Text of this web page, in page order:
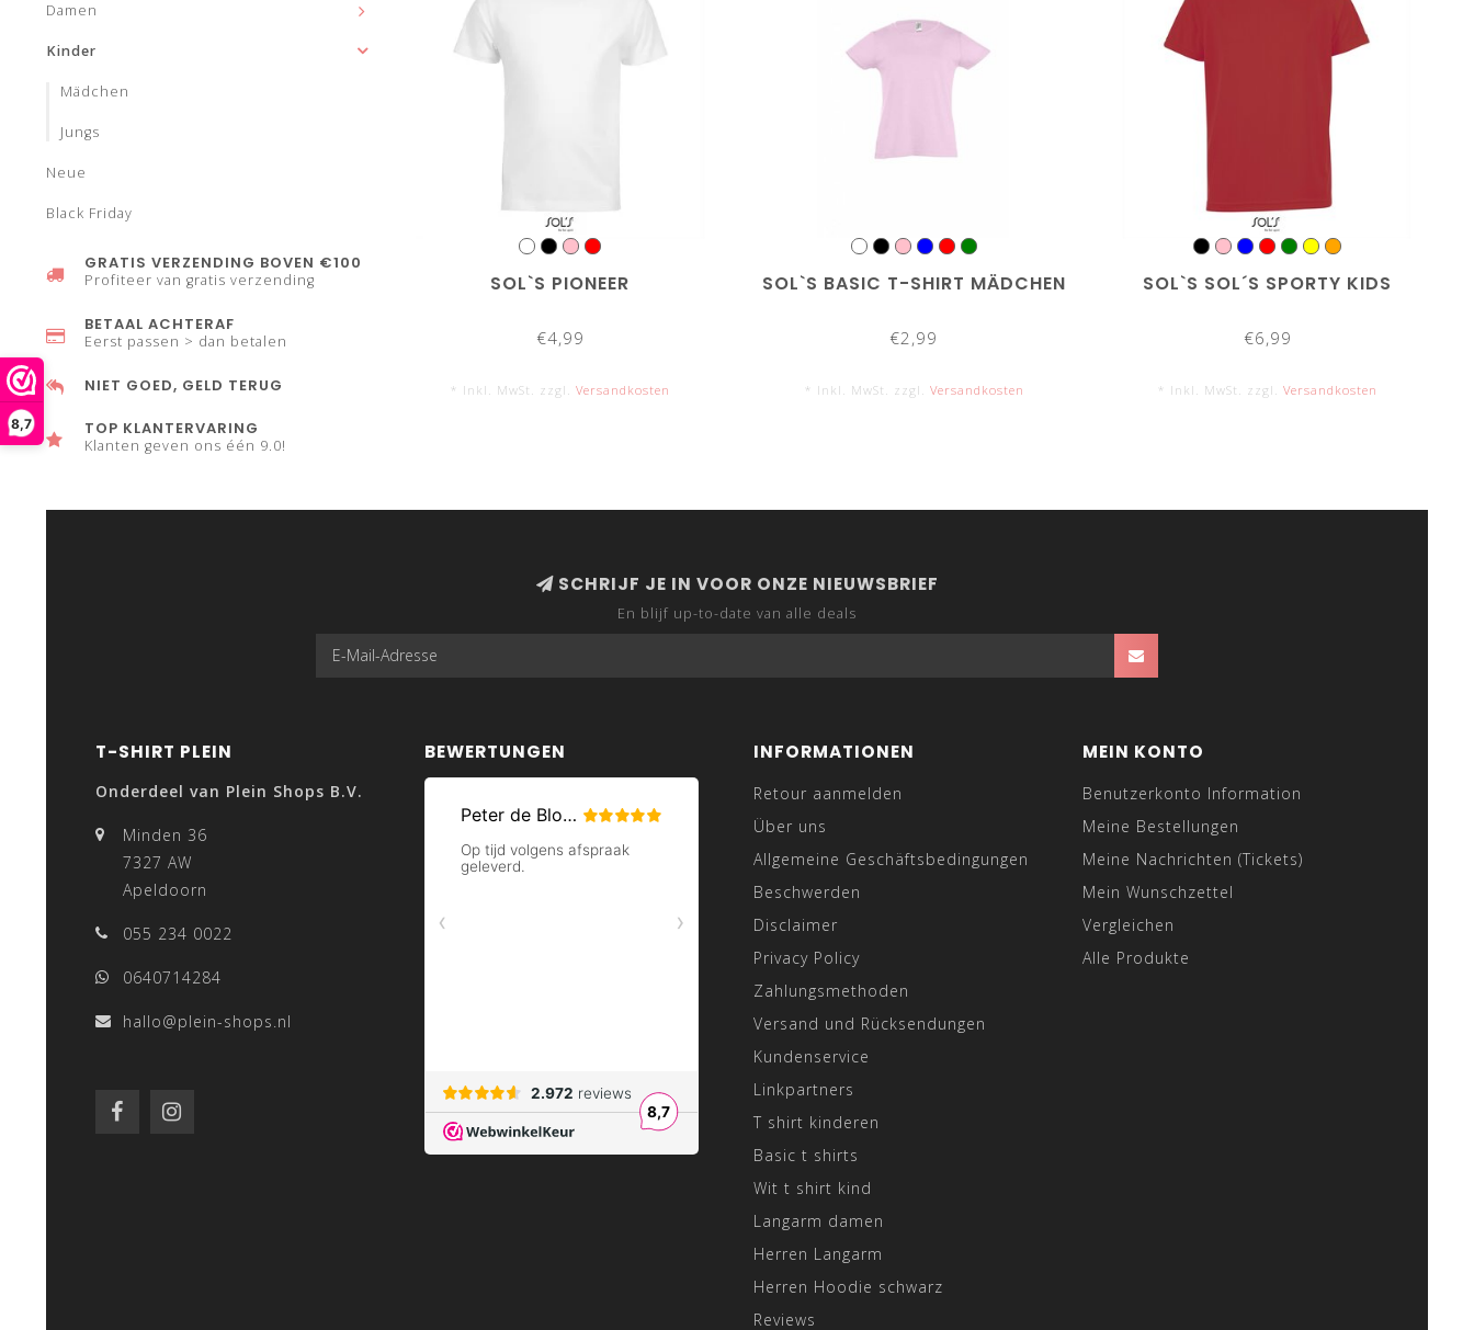
8,7
Damen
Kinder
Mädchen
Jungs
Neue
Black Friday
GRATIS VERZENDING BOVEN €100
Profiteer van gratis verzending
BETAAL ACHTERAF
Eerst passen > dan betalen
NIET GOED, GELD TERUG
TOP KLANTERVARING
Klanten geven ons één 9.0!
SOL`S PIONEER
€4,99
* Inkl. MwSt. zzgl.Versandkosten
SOL`S BASIC T-SHIRT MÄDCHEN
€2,99
* Inkl. MwSt. zzgl. Versandkosten
SOL`S SOL´S SPORTY KIDS
€6,99
* Inkl. MwSt. zzgl.Versandkosten
SCHRIJF JE IN VOOR ONZE NIEUWSBRIEF
En blijf up-to-date van alle deals
T-SHIRT PLEIN
Onderdeel van Plein Shops B.V.
Minden 36
7327 AW
Apeldoorn
055 234 0022
0640714284
hallo@plein-shops.nl
BEWERTUNGEN INFORMATIONEN
Retour aanmelden
Über uns
Allgemeine Geschäftsbedingungen
Beschwerden
Disclaimer
Privacy Policy
Zahlungsmethoden
Versand und Rücksendungen
Kundenservice
Linkpartners
T shirt kinderen
Basic t shirts
Wit t shirt kind
Langarm damen
Herren Langarm
Herren Hoodie schwarz
Reviews
MEIN KONTO
Benutzerkonto Information
Meine Bestellungen
Meine Nachrichten (Tickets)
Mein Wunschzettel
Vergleichen
Alle Produkte